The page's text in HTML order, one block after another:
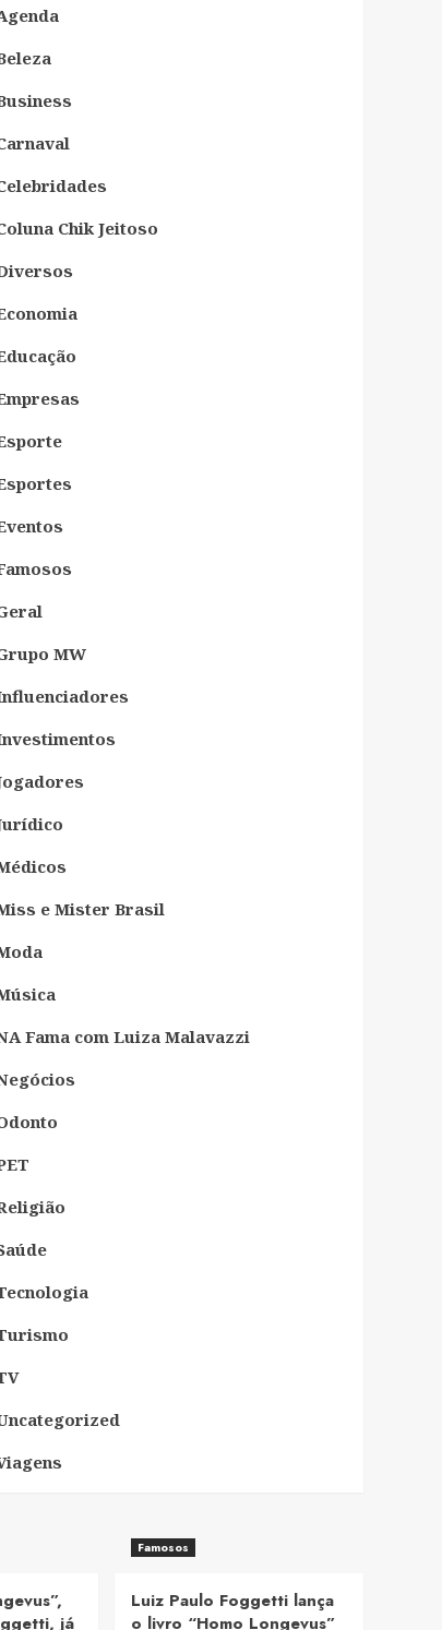
Chik Jeitoso
MW
e Mister Brasil
Fama com Luiza Malavazzi
já
Famosos
Luiz Paulo Foggetti lança
o livro “Homo Longevus”